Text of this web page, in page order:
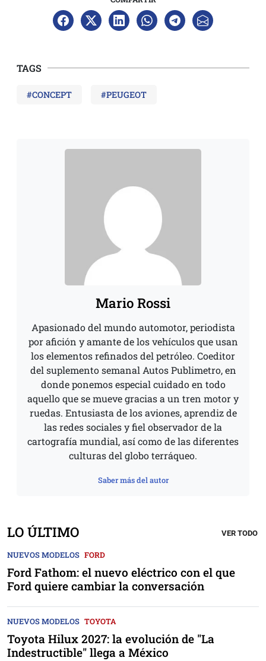
TAGS
#CONCEPT #PEUGEOT
Mario Rossi
Apasionado del mundo automotor, periodista
por afición y amante de los vehículos que usan
los elementos refinados del petróleo. Coeditor
del suplemento semanal Autos Publimetro, en
donde ponemos especial cuidado en todo
aquello que se mueve gracias a un tren motor y
ruedas. Entusiasta de los aviones, aprendiz de
las redes sociales y fiel observador de la
cartografía mundial, así como de las diferentes
culturas del globo terráqueo.
Saber más del autor
LO ÚLTIMO VER TODO
NUEVOS MODELOS FORD
Ford Fathom: el nuevo eléctrico con el que
Ford quiere cambiar la conversación
NUEVOS MODELOS TOYOTA
Toyota Hilux 2027: la evolución de "La
Indestructible" llega a México